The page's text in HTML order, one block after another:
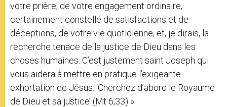
votre prière, de votre engagement ordinaire,
certainement constellé de satisfactions et de
déceptions, de votre vie quotidienne, et, je dirais, la
recherche tenace de la justice de Dieu dans les
choses humaines. C’est justement saint Joseph qui
vous aidera à mettre en pratique l’exigeante
exhortation de Jésus: ‘Cherchez d’abord le Royaume
de Dieu et sa justice’ (Mt 6,33) ».